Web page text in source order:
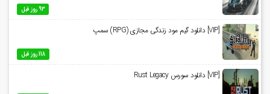
93 روز قبل
[VIP] دانلود گیم مود زندگی مجازی (RPG) سمپ
118 روز قبل
[VIP] دانلود سورس Rust Legacy